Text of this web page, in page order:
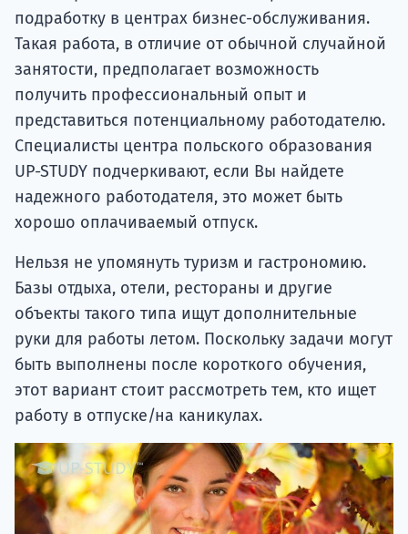
подработку в центрах бизнес-обслуживания.
Такая работа, в отличие от обычной случайной
занятости, предполагает возможность
получить профессиональный опыт и
представиться потенциальному работодателю.
Специалисты центра польского образования
UP-STUDY подчеркивают, если Вы найдете
надежного работодателя, это может быть
хорошо оплачиваемый отпуск.
Нельзя не упомянуть туризм и гастрономию.
Базы отдыха, отели, рестораны и другие
объекты такого типа ищут дополнительные
руки для работы летом. Поскольку задачи могут
быть выполнены после короткого обучения,
этот вариант стоит рассмотреть тем, кто ищет
работу в отпуске/на каникулах.